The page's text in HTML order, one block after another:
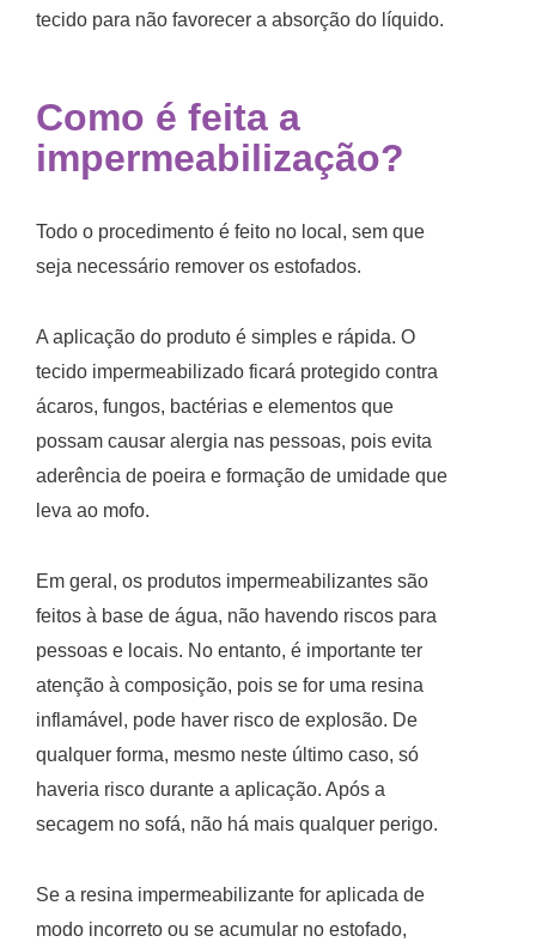
tecido para não favorecer a absorção do líquido.
Como é feita a
impermeabilização?
Todo o procedimento é feito no local, sem que
seja necessário remover os estofados.
A aplicação do produto é simples e rápida. O
tecido impermeabilizado ficará protegido contra
ácaros, fungos, bactérias e elementos que
possam causar alergia nas pessoas, pois evita
aderência de poeira e formação de umidade que
leva ao mofo.
Em geral, os produtos impermeabilizantes são
feitos à base de água, não havendo riscos para
pessoas e locais. No entanto, é importante ter
atenção à composição, pois se for uma resina
inflamável, pode haver risco de explosão. De
qualquer forma, mesmo neste último caso, só
haveria risco durante a aplicação. Após a
secagem no sofá, não há mais qualquer perigo.
Se a resina impermeabilizante for aplicada de
modo incorreto ou se acumular no estofado,